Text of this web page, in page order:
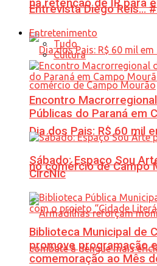
na retenção de IR para
Dia dos Pais: R$ 60 mil
no comércio de Campo
Entrevista Diego Reis…
Entretenimento
Tudo
Cultura
Encontro
Públicas do Paraná em
Sábado: Espaço Sou
CircNic
Biblioteca Municipal de
promove programação
comemoração ao Mês